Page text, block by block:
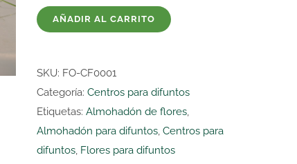
para
AÑADIR AL CARRITO
SKU: FO-CF0001
Categoría: Centros para difuntos
Etiquetas: Almohadón de flores,
Almohadón para difuntos, Centros para
difuntos, Flores para difuntos